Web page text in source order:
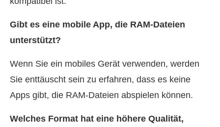
Gibt es eine mobile App, die RAM-Dateien
unterstützt?
Wenn Sie ein mobiles Gerät verwenden, werden
Sie enttäuscht sein zu erfahren, dass es keine
Apps gibt, die RAM-Dateien abspielen können.
Welches Format hat eine höhere Qualität,